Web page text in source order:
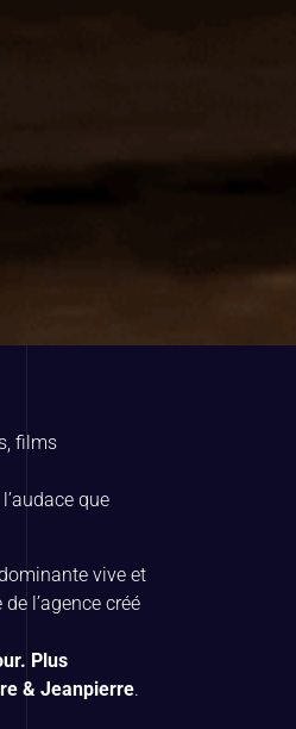
films
que
vive et
l’agence créé
Plus
& Jeanpierre.